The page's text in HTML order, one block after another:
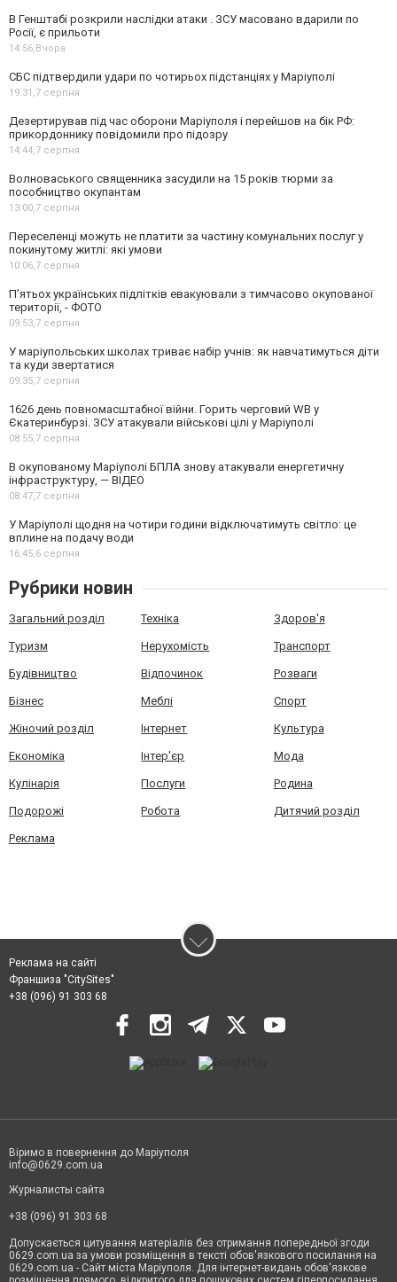
В Генштабі розкрили наслідки атаки . ЗСУ масовано вдарили по
Росії, є прильоти
14:56,Вчора
СБС підтвердили удари по чотирьох підстанціях у Маріуполі
19:31,7 серпня
Дезертирував під час оборони Маріуполя і перейшов на бік РФ:
прикордоннику повідомили про підозру
14:44,7 серпня
Волноваського священника засудили на 15 років тюрми за
пособництво окупантам
13:00,7 серпня
Переселенці можуть не платити за частину комунальних послуг у
покинутому житлі: які умови
10:06,7 серпня
П’ятьох українських підлітків евакуювали з тимчасово окупованої
території, - ФОТО
09:53,7 серпня
У маріупольських школах триває набір учнів: як навчатимуться діти
та куди звертатися
09:35,7 серпня
1626 день повномасштабної війни. Горить черговий WB у
Єкатеринбурзі. ЗСУ атакували військові цілі у Маріуполі
08:55,7 серпня
В окупованому Маріуполі БПЛА знову атакували енергетичну
інфраструктуру, — ВІДЕО
08:47,7 серпня
У Маріуполі щодня на чотири години відключатимуть світло: це
вплине на подачу води
16:45,6 серпня
Рубрики новин
Загальний розділ Техніка Здоров'я
Туризм Нерухомість Транспорт
Будівництво Відпочинок Розваги
Бізнес Меблі Спорт
Жіночий розділ Інтернет Культура
Економіка Інтер'єр Мода
Кулінарія Послуги Родина
Подорожі Робота Дитячий розділ
Реклама
Реклама на сайті
Франшиза "CitySites"
+38 (096) 91 303 68
Віримо в повернення до Маріуполя
info@0629.com.ua
Журналисты сайта
+38 (096) 91 303 68
Допускається цитування матеріалів без отримання попередньої згоди
0629.com.ua за умови розміщення в тексті обов'язкового посилання на
0629.com.ua - Сайт міста Маріуполя. Для інтернет-видань обов'язкове